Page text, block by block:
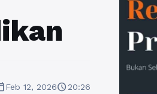
Feb 12, 2026schedule20:26